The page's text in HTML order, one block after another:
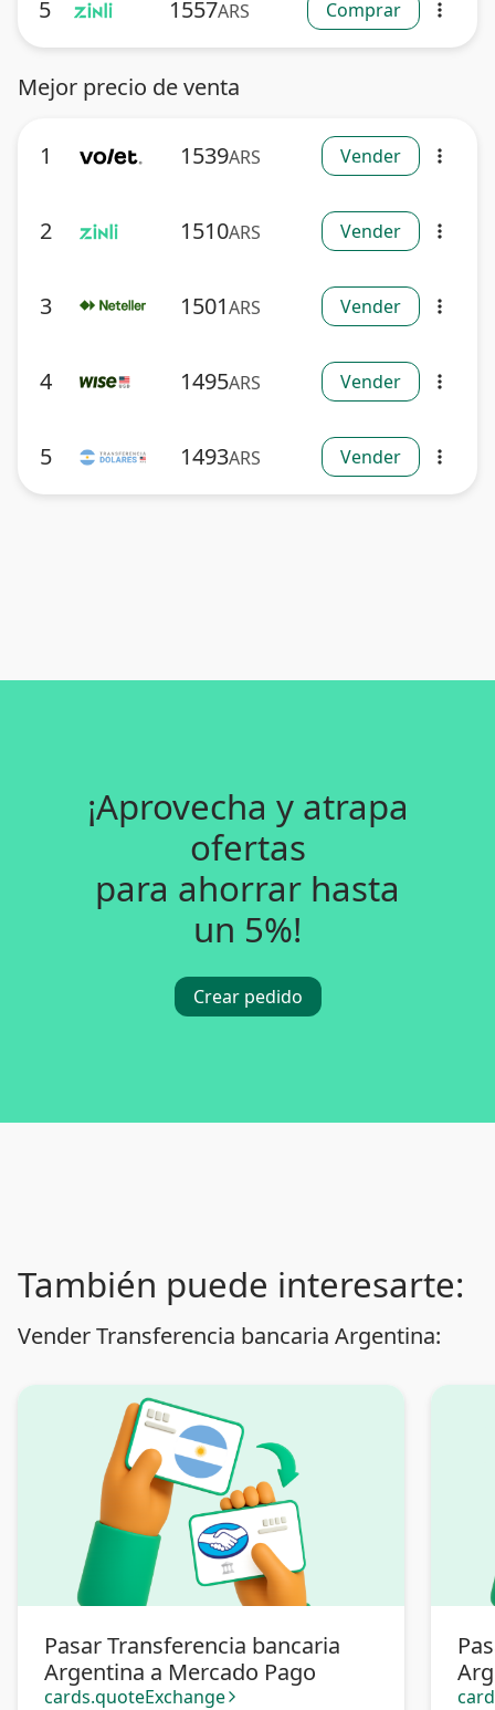
5 1557ARS Comprar more_vert
Mejor precio de venta
1 1539ARS Vender more_vert
2 1510ARS Vender more_vert
3 1501ARS Vender more_vert
4 1495ARS Vender more_vert
5 1493ARS Vender more_vert
¡Aprovecha y atrapa
ofertas
para ahorrar hasta
un 5%!
Crear pedido
También puede interesarte:
Vender Transferencia bancaria Argentina:
Pasar Transferencia bancaria
Argentina a Mercado Pago
cards.quoteExchange arrow_forward_ios